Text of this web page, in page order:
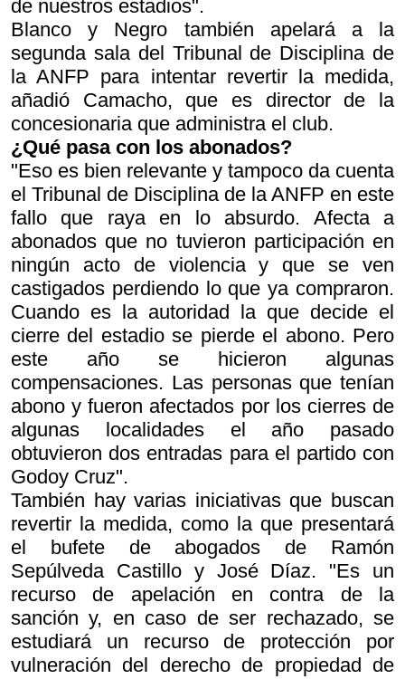
de nuestros estadios".
Blanco y Negro también apelará a la
segunda sala del Tribunal de Disciplina de
la ANFP para intentar revertir la medida,
añadió Camacho, que es director de la
concesionaria que administra el club.
¿Qué pasa con los abonados?
"Eso es bien relevante y tampoco da cuenta
el Tribunal de Disciplina de la ANFP en este
fallo que raya en lo absurdo. Afecta a
abonados que no tuvieron participación en
ningún acto de violencia y que se ven
castigados perdiendo lo que ya compraron.
Cuando es la autoridad la que decide el
cierre del estadio se pierde el abono. Pero
este año se hicieron algunas
compensaciones. Las personas que tenían
abono y fueron afectados por los cierres de
algunas localidades el año pasado
obtuvieron dos entradas para el partido con
Godoy Cruz".
También hay varias iniciativas que buscan
revertir la medida, como la que presentará
el bufete de abogados de Ramón
Sepúlveda Castillo y José Díaz. "Es un
recurso de apelación en contra de la
sanción y, en caso de ser rechazado, se
estudiará un recurso de protección por
vulneración del derecho de propiedad de